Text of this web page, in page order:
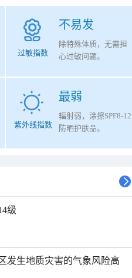
不易发
过敏指数
除特殊体质，无需担
心过敏问题。
最弱
紫外线指数
辐射弱，涂擦SPF8-12
防晒护肤品。
级
发生地质灾害的气象风险高